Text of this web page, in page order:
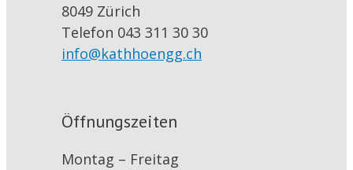
8049 Zürich
Telefon 043 311 30 30
info@kathhoengg.ch
Öffnungszeiten
Montag – Freitag